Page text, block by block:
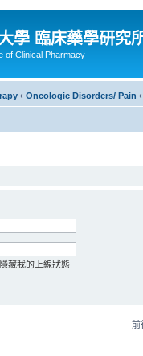
學 臨床藥學研究
of Clinical Pharmacy
‹ Oncologic Disorders/ Pain ‹
藏我的上線狀態
前